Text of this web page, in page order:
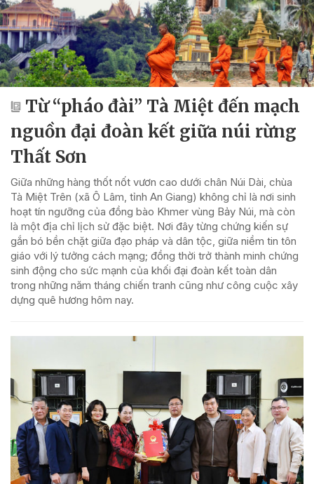
Từ “pháo đài” Tà Miệt đến mạch
nguồn đại đoàn kết giữa núi rừng
Thất Sơn
Giữa những hàng thốt nốt vươn cao dưới chân Núi Dài, chùa
Tà Miệt Trên (xã Ô Lâm, tỉnh An Giang) không chỉ là nơi sinh
hoạt tín ngưỡng của đồng bào Khmer vùng Bảy Núi, mà còn
là một địa chỉ lịch sử đặc biệt. Nơi đây từng chứng kiến sự
gắn bó bền chặt giữa đạo pháp và dân tộc, giữa niềm tin tôn
giáo với lý tưởng cách mạng; đồng thời trở thành minh chứng
sinh động cho sức mạnh của khối đại đoàn kết toàn dân
trong những năm tháng chiến tranh cũng như công cuộc xây
dựng quê hương hôm nay.